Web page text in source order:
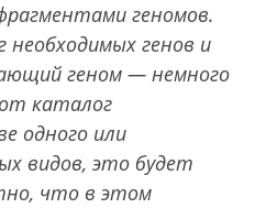
геномов.
генов и
геном — немного
каталог
одного или
видов, это будет
что в этом